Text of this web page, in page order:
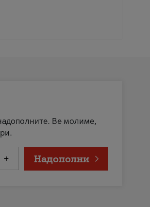
надополните. Ве молиме,
+ Надополни